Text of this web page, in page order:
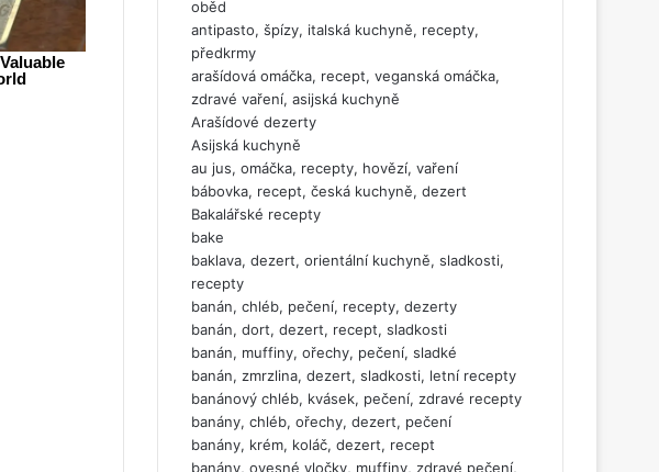
oběd
antipasto, špízy, italská kuchyně, recepty,
předkrmy
arašídová omáčka, recept, veganská omáčka,
zdravé vaření, asijská kuchyně
Arašídové dezerty
Asijská kuchyně
au jus, omáčka, recepty, hovězí, vaření
bábovka, recept, česká kuchyně, dezert
Bakalářské recepty
bake
baklava, dezert, orientální kuchyně, sladkosti,
recepty
banán, chléb, pečení, recepty, dezerty
banán, dort, dezert, recept, sladkosti
banán, muffiny, ořechy, pečení, sladké
banán, zmrzlina, dezert, sladkosti, letní recepty
banánový chléb, kvásek, pečení, zdravé recepty
banány, chléb, ořechy, dezert, pečení
banány, krém, koláč, dezert, recept
banány, ovesné vločky, muffiny, zdravé pečení,